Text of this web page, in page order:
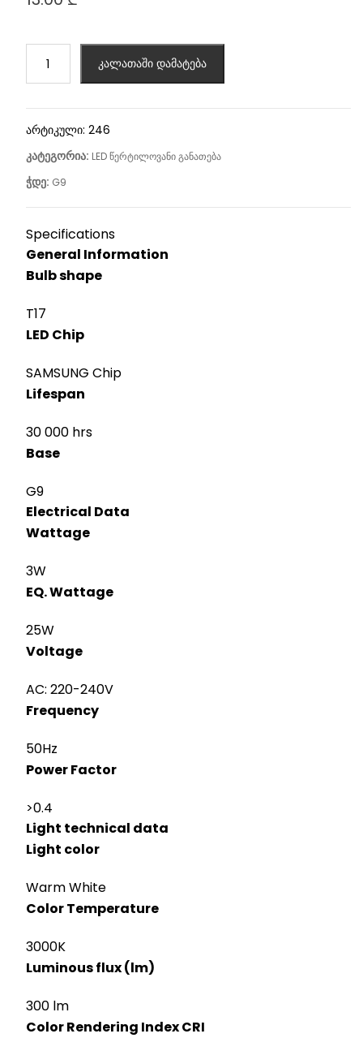
კალათაში დამატება
არტიკული: 246
კატეგორია: LED წერტილოვანი განათება
ჭდე: G9
Specifications
General Information
Bulb shape
T17
LED Chip
SAMSUNG Chip
Lifespan
30 000 hrs
Base
G9
Electrical Data
Wattage
3W
EQ. Wattage
25W
Voltage
AC: 220-240V
Frequency
50Hz
Power Factor
>0.4
Light technical data
Light color
Warm White
Color Temperature
3000K
Luminous flux (lm)
300 lm
Color Rendering Index CRI